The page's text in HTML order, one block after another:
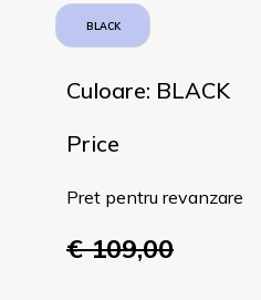
BLACK
Culoare: BLACK
Price
Pret pentru revanzare
€ 109,00